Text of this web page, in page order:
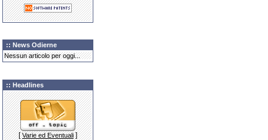
:: News Odierne
Nessun articolo per oggi...
:: Headlines
[Varie ed Eventuali]